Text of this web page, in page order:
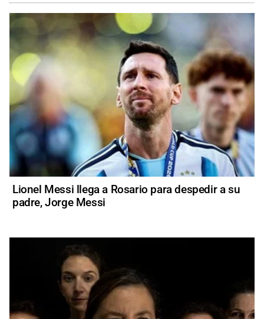
Lionel Messi llega a Rosario para despedir a su
padre, Jorge Messi